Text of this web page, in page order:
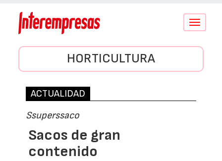
Conmutar
HORTICULTURA
ACTUALIDAD
Ssuperssaco
Sacos de gran
contenido